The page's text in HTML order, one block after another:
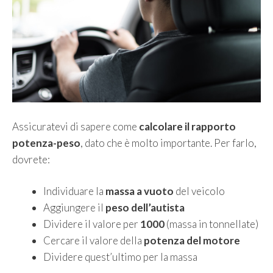
Assicuratevi di sapere come calcolare il rapporto
potenza-peso, dato che è molto importante. Per farlo,
dovrete:
Individuare la massa a vuoto del veicolo
Aggiungere il peso dell’autista
Dividere il valore per 1000(massa in tonnellate)
Cercare il valore della potenza del motore
Dividere quest’ultimo per la massa